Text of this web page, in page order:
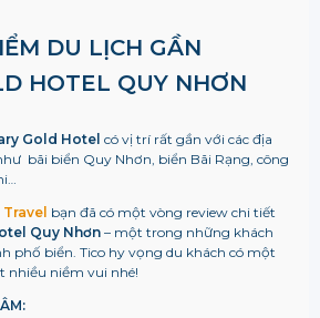
DU LỊCH GẦN
HOTEL QUY NHƠN
Gold Hotel có vị trí rất gần với các địa
bãi biển Quy Nhơn, biển Bãi Rạng, công
bạn đã có một vòng review chi tiết
Quy Nhơn– một trong những khách
phố biển. Tico hy vọng du khách có một
nhiều niềm vui nhé!